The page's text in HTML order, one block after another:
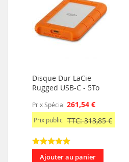
Disque Dur LaCie
Rugged USB-C - 5To
Prix Spécial 261,54 €
Prix public TTC: 313,85 €
Ajouter au panier